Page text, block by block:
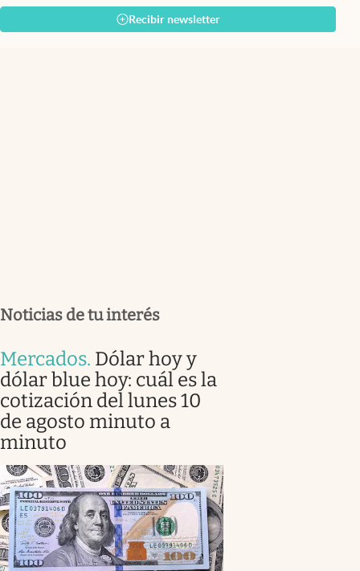
Recibir newsletter
Noticias de tu interés
Mercados. Dólar hoy y
dólar blue hoy: cuál es la
cotización del lunes 10
de agosto minuto a
minuto